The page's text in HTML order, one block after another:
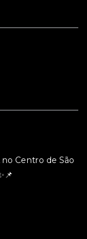
Centro de São